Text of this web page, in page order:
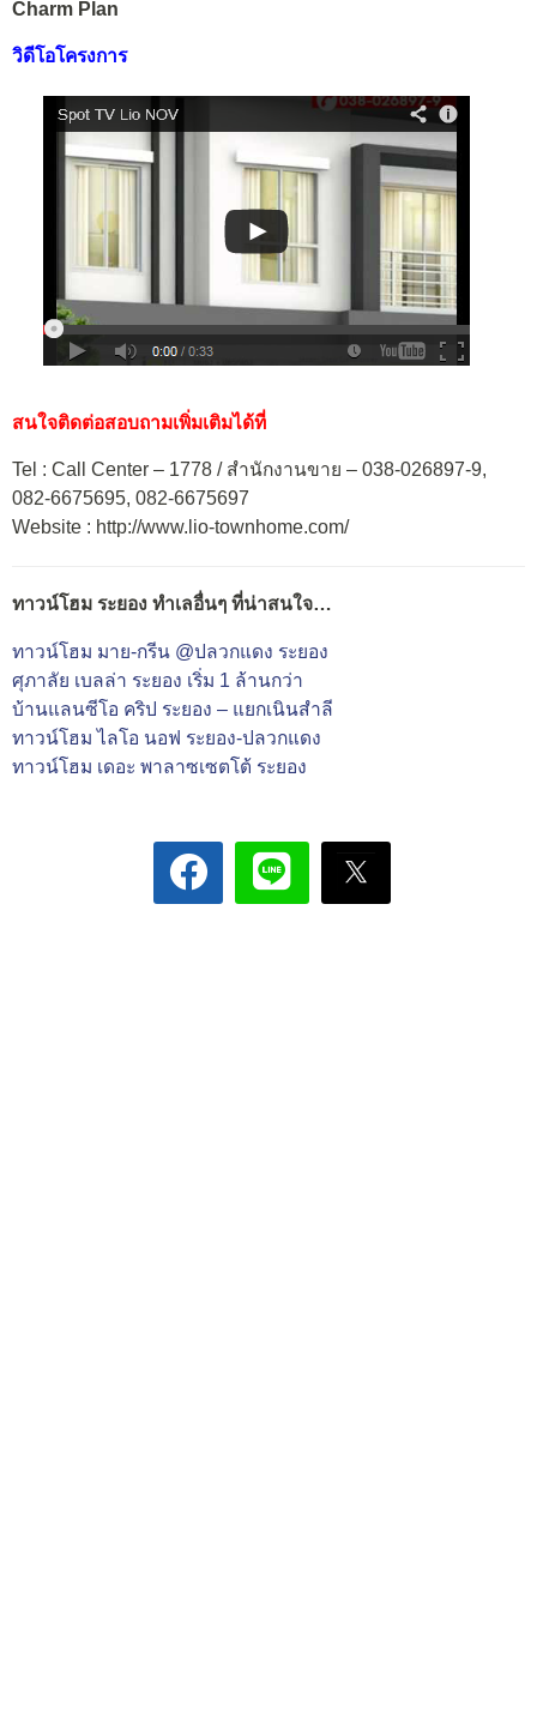
Charm Plan
วิดีโอโครงการ
สนใจติดต่อสอบถามเพิ่มเติมได้ที่
Tel : Call Center – 1778 / สำนักงานขาย – 038-026897-9,
082-6675695, 082-6675697
Website : http://www.lio-townhome.com/
ทาวน์โฮม ระยอง ทำเลอื่นๆ ที่น่าสนใจ…
ทาวน์โฮม มาย-กรีน @ปลวกแดง ระยอง
ศุภาลัย เบลล่า ระยอง เริ่ม 1 ล้านกว่า
บ้านแลนซีโอ คริป ระยอง – แยกเนินสำลี
ทาวน์โฮม ไลโอ นอฟ ระยอง-ปลวกแดง
ทาวน์โฮม เดอะ พาลาซเซตโต้ ระยอง